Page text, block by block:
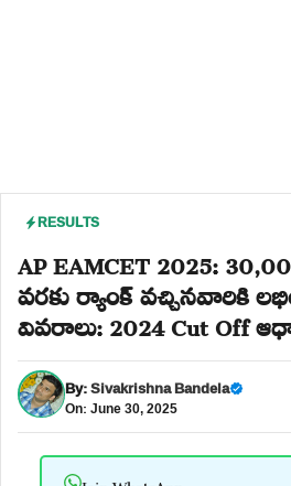
RESULTS
AP EAMCET 2025:
వరకు ర్యాంక్ వచ్చినవారికి
వివరాలు: 2024 Cut Off
By:Sivakrishna Bandela
On: June 30, 2025